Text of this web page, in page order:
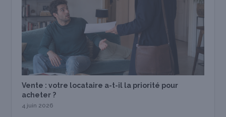
Vente : votre locataire a-t-il la priorité pour
acheter ?
4 juin 2026